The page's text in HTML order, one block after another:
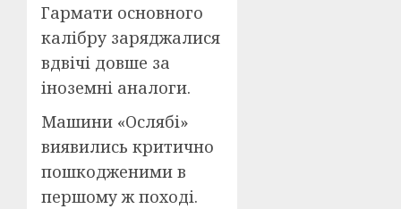
Гармати основного
калібру заряджалися
вдвічі довше за
іноземні аналоги.
Машини «Ослябі»
виявились критично
пошкодженими в
першому ж поході.